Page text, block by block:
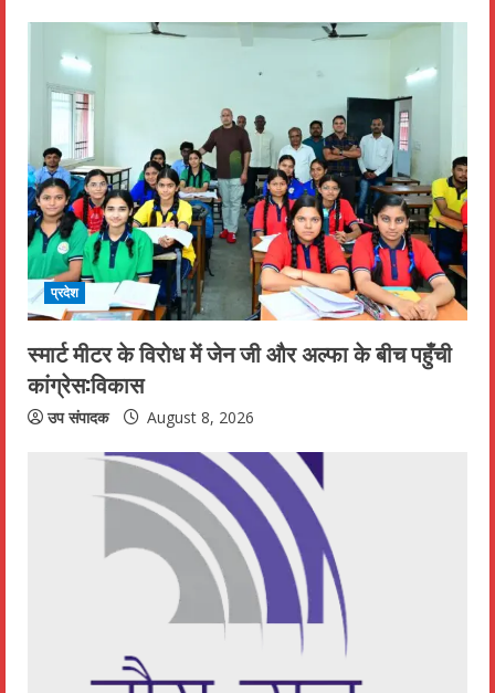
प्रदेश
स्मार्ट मीटर के विरोध में जेन जी और अल्फा के बीच पहुँची
कांग्रेस:विकास
उप संपादक August 8, 2026